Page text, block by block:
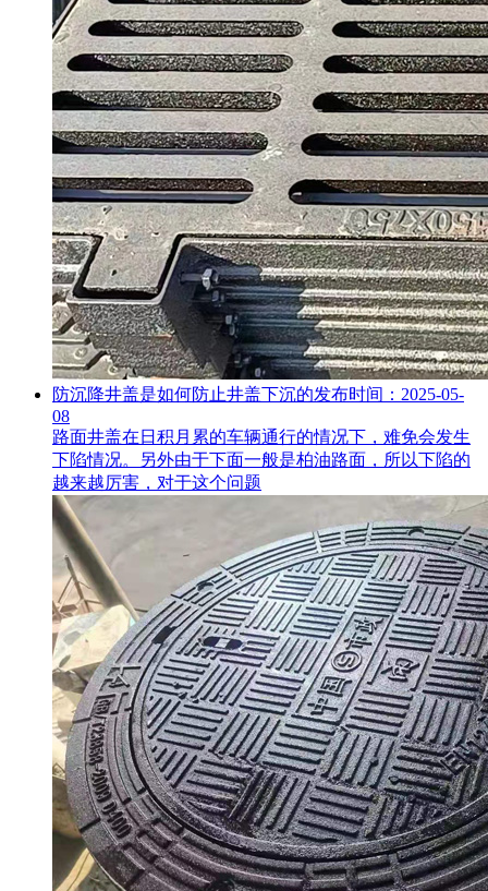
防沉降井盖是如何防止井盖下沉的发布时间：2025-05-
08
路面井盖在日积月累的车辆通行的情况下，难免会发生
下陷情况。另外由于下面一般是柏油路面，所以下陷的
越来越厉害，对于这个问题